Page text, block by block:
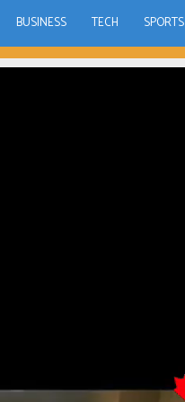
BUSINESS TECH SPORTS